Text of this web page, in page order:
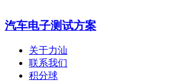
汽车电子测试方案
关于力汕
联系我们
积分球